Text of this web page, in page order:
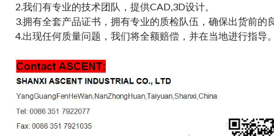
2.我们有专业的技术团队，提供CAD,3D设计。
3.拥有全套产品证书，拥有专业的质检队伍，确保出货前的
4.出现任何质量问题，我们将全额赔偿，并在当地进行指导